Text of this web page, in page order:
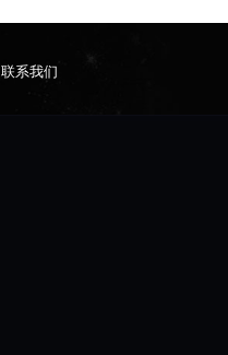
联系我们